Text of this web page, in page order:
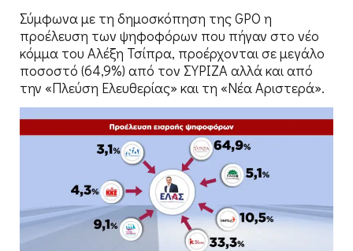
Σύμφωνα με τη δημοσκόπηση της GPO η
προέλευση των ψηφοφόρων που πήγαν στο νέο
κόμμα του Αλέξη Τσίπρα, προέρχονται σε μεγάλο
ποσοστό (64,9%) από τον ΣΥΡΙΖΑ αλλά και από
την «Πλεύση Ελευθερίας» και τη «Νέα Αριστερά».